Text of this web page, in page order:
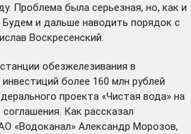
Проблема была серьезная, но, как и
и дальше наводить порядок с
Воскресенский.
обезжелезивания в
более 160 млн рублей
проекта «Чистая вода» на
Как рассказал
«Водоканал» Александр Морозов,